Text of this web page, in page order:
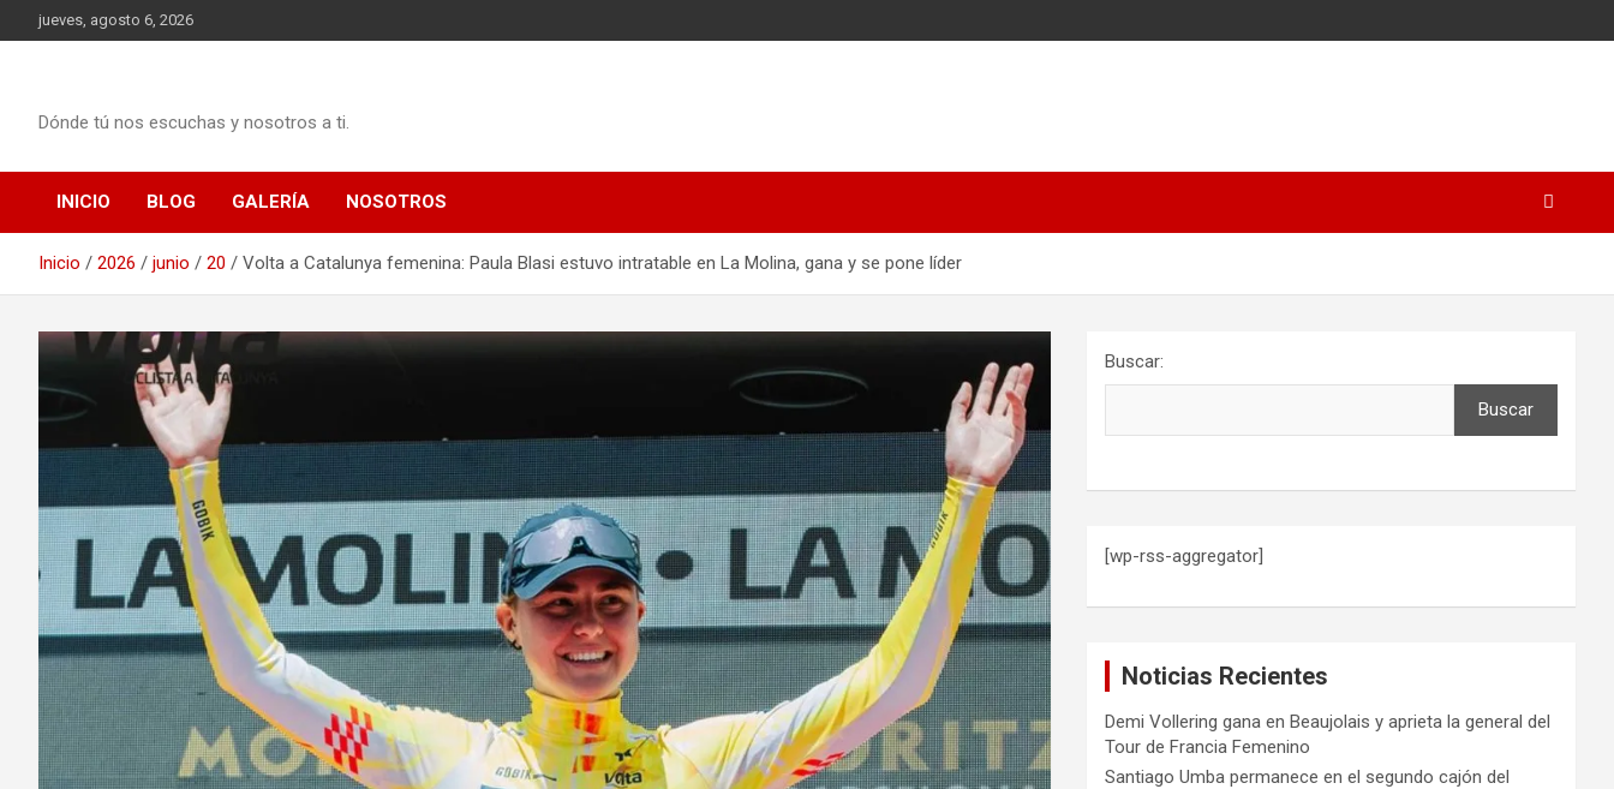
Saltar
al
jueves, agosto 6, 2026
Dónde tú nos escuchas y nosotros a ti.
INICIO BLOG GALERÍA NOSOTROS
Inicio 2026 junio 20 Volta a Catalunya femenina: Paula Blasi estuvo intratable en La Molina, gana y se pone líder
Buscar:
Buscar
[wp-rss-aggregator]
Noticias Recientes
Demi Vollering gana en Beaujolais y aprieta la general del
Tour de Francia Femenino
Santiago Umba permanece en el segundo cajón del